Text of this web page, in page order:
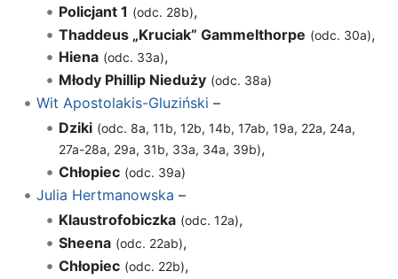
Policjant 1 (odc. 28b),
Thaddeus „Kruciak” Gammelthorpe (odc. 30a),
Hiena (odc. 33a),
Młody Phillip Nieduży (odc. 38a)
Wit Apostolakis-Gluziński –
Dziki (odc. 8a, 11b, 12b, 14b, 17ab, 19a, 22a, 24a,
27a-28a, 29a, 31b, 33a, 34a, 39b),
Chłopiec (odc. 39a)
Julia Hertmanowska –
Klaustrofobiczka (odc. 12a),
Sheena (odc. 22ab),
Chłopiec (odc. 22b),